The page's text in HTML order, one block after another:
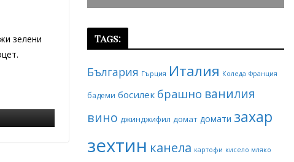
зелени
Tags:
България Гърция Италия Коледа Франция
бадеми босилек брашно ванилия
вино джинджифил домат домати захар
зехтин канела картофи кисело мляко